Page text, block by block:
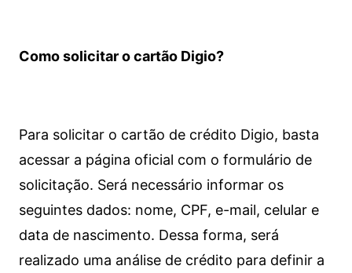
Como solicitar o cartão Digio?
Para solicitar o cartão de crédito Digio, basta
acessar a página oficial com o formulário de
solicitação. Será necessário informar os
seguintes dados: nome, CPF, e-mail, celular e
data de nascimento. Dessa forma, será
realizado uma análise de crédito para definir a